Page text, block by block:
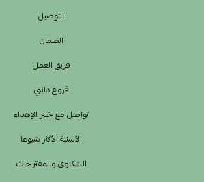
التوصيل
الضمان
فريق العمل
فروع دانتي
تواصل مع خبير الإهداء
الأسئلة الأكثر شيوعا
الشكاوى والمقترحات